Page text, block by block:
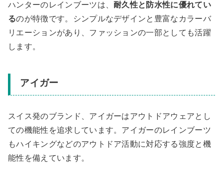
ハンターのレインブーツは、耐久性と防水性に優れてい
るのが特徴です。シンプルなデザインと豊富なカラーバ
リエーションがあり、ファッションの一部としても活躍
します。
アイガー
スイス発のブランド、アイガーはアウトドアウェアとし
ての機能性を追求しています。アイガーのレインブーツ
もハイキングなどのアウトドア活動に対応する強度と機
能性を備えています。